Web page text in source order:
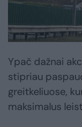
Ypač dažnai
stipriau
greitkeliuose,
maksimalus